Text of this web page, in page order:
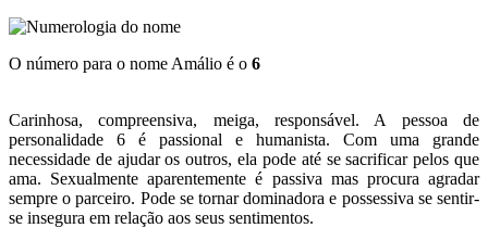
O número para o nome Amálio é o 6
Carinhosa, compreensiva, meiga, responsável. A pessoa de
personalidade 6 é passional e humanista. Com uma grande
necessidade de ajudar os outros, ela pode até se sacrificar pelos que
ama. Sexualmente aparentemente é passiva mas procura agradar
sempre o parceiro. Pode se tornar dominadora e possessiva se sentir-
se insegura em relação aos seus sentimentos.